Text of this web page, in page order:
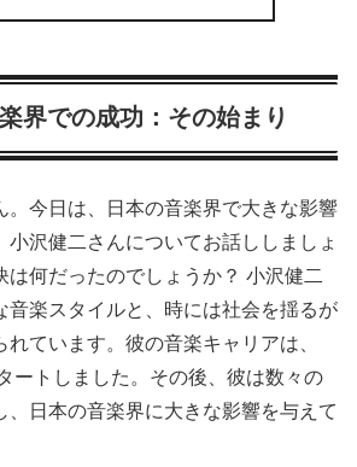
界での成功：その始まり
。今日は、日本の音楽界で大きな影響
小沢健二さんについてお話ししましょ
は何だったのでしょうか？ 小沢健二
音楽スタイルと、時には社会を揺るが
ています。彼の音楽キャリアは、
ートしました。その後、彼は数々の
、日本の音楽界に大きな影響を与えて